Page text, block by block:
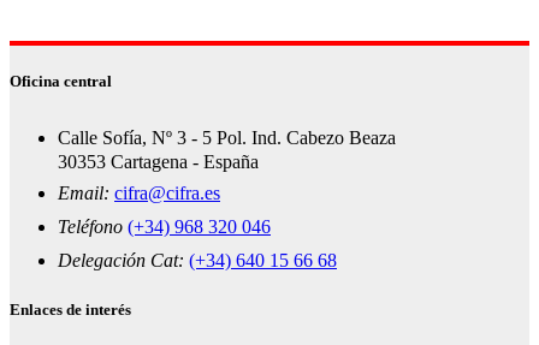
Oficina central
Calle Sofía, Nº 3 - 5 Pol. Ind. Cabezo Beaza
30353 Cartagena - España
Email: cifra@cifra.es
Teléfono (+34) 968 320 046
Delegación Cat: (+34) 640 15 66 68
Enlaces de interés